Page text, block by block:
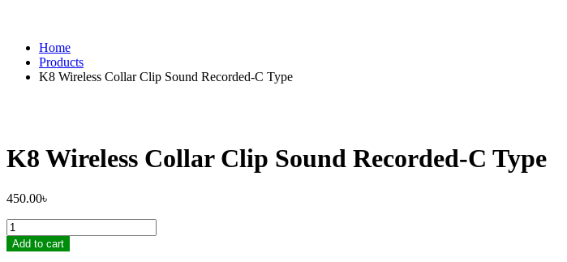
Home
Products
K8 Wireless Collar Clip Sound Recorded-C Type
K8 Wireless Collar Clip Sound Recorded-C Type
450.00৳
K8
Wireless
Collar
Add to cart